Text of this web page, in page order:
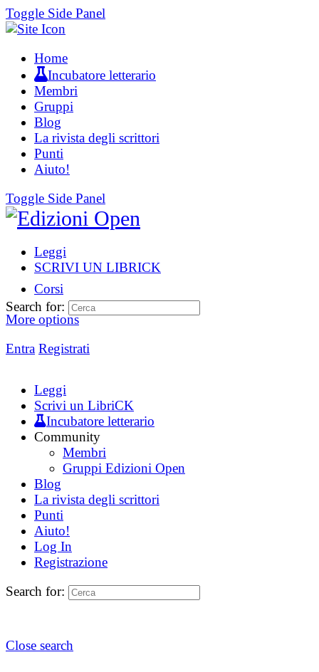
Toggle Side Panel
Home
Incubatore letterario
Membri
Gruppi
Blog
La rivista degli scrittori
Punti
Aiuto!
Toggle Side Panel
Leggi
SCRIVI UN LIBRICK
Corsi
More options
Entra Registrati
Search for:
Leggi
Scrivi un LibriCK
Incubatore letterario
Community
Membri
Gruppi Edizioni Open
Blog
La rivista degli scrittori
Punti
Aiuto!
Log In
Registrazione
Search for:
Close search